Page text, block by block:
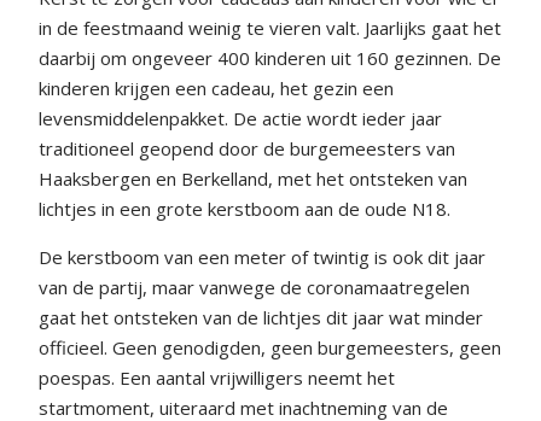
in de feestmaand weinig te vieren valt. Jaarlijks gaat het
daarbij om ongeveer 400 kinderen uit 160 gezinnen. De
kinderen krijgen een cadeau, het gezin een
levensmiddelenpakket. De actie wordt ieder jaar
traditioneel geopend door de burgemeesters van
Haaksbergen en Berkelland, met het ontsteken van
lichtjes in een grote kerstboom aan de oude N18.
De kerstboom van een meter of twintig is ook dit jaar
van de partij, maar vanwege de coronamaatregelen
gaat het ontsteken van de lichtjes dit jaar wat minder
officieel. Geen genodigden, geen burgemeesters, geen
poespas. Een aantal vrijwilligers neemt het
startmoment, uiteraard met inachtneming van de